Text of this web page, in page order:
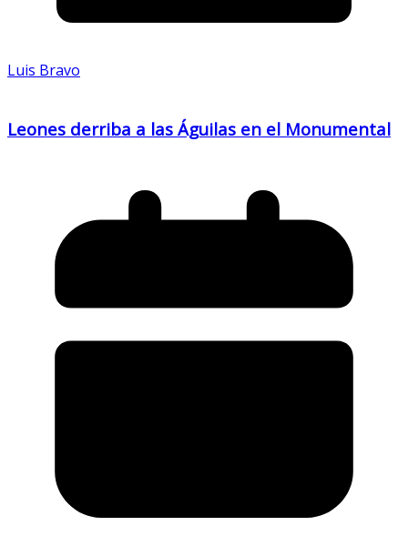
Luis Bravo
Leones derriba a las Águilas en el Monumental